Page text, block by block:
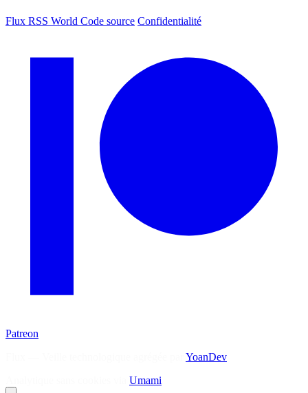
Flux RSS World Code source Confidentialité
Patreon
YoanDev
Umami